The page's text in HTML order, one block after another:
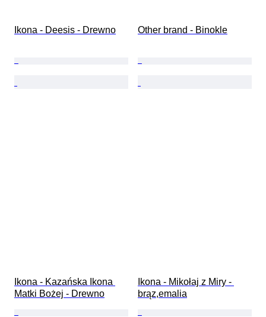
Ikona - Deesis - Drewno Other brand - Binokle
Ikona - Kazańska Ikona
Matki Bożej - Drewno
Ikona - Mikołaj z Miry -
brąz,emalia